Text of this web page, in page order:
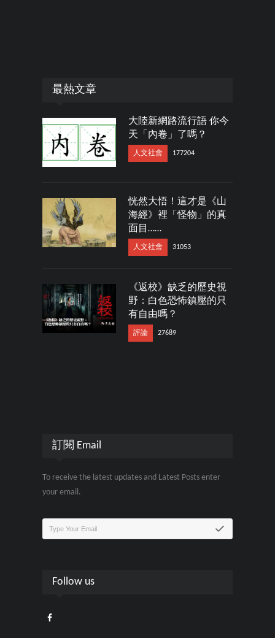
最熱文章
大陸新網路流行語 你今
天「內卷」了嗎？
人文社會 177204
恍然大悟！這才是《山
海經》裡「怪物」的真
面目……
人文社會 31053
《返校》缺乏的歷史視
野：白色恐怖鎮壓的只
有自由嗎？
評論 27689
訂閱 Email
To receive the latest updates and Latest Posts enter
your email.
Follow us